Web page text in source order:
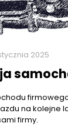
2025
na kolejne
firmy.